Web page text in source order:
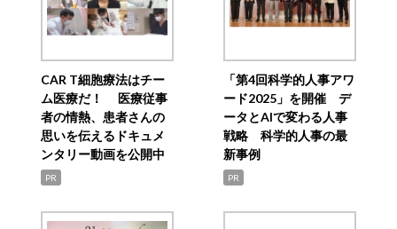
CAR T細胞療法はチー
ム医療だ！ 医療従事
者の情熱、患者さんの
思いを伝えるドキュメ
ンタリー動画を公開中
PR
「第4回科学的人事アワ
ード2025」を開催 デ
ータとAIで変わる人事
戦略 科学的人事の最
新事例
PR